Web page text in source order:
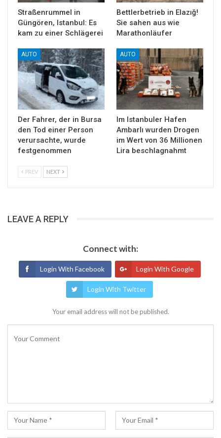
Straßenrummel in
Güngören, Istanbul: Es
kam zu einer Schlägerei
Bettlerbetrieb in Elazığ!
Sie sahen aus wie
Marathonläufer
AUTO
Der Fahrer, der in Bursa
den Tod einer Person
verursachte, wurde
festgenommen
AUTO
Im Istanbuler Hafen
Ambarlı wurden Drogen
im Wert von 36 Millionen
Lira beschlagnahmt
PREV NEXT
LEAVE A REPLY
Connect with:
Login With Facebook Login With Google
Login With Twitter
Your email address will not be published.